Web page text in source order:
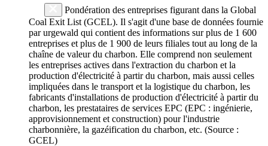
Pondération des entreprises figurant dans la Global
Coal Exit List (GCEL). Il s'agit d'une base de données fournie
par urgewald qui contient des informations sur plus de 1 600
entreprises et plus de 1 900 de leurs filiales tout au long de la
chaîne de valeur du charbon. Elle comprend non seulement
les entreprises actives dans l'extraction du charbon et la
production d'électricité à partir du charbon, mais aussi celles
impliquées dans le transport et la logistique du charbon, les
fabricants d'installations de production d'électricité à partir du
charbon, les prestataires de services EPC (EPC : ingénierie,
approvisionnement et construction) pour l'industrie
charbonnière, la gazéification du charbon, etc. (Source :
GCEL)